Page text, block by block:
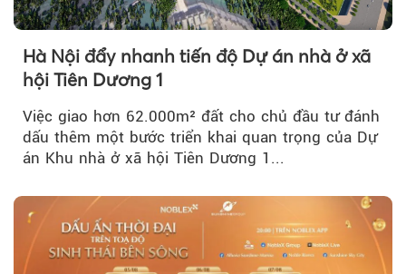
Hà Nội đẩy nhanh tiến độ Dự án nhà ở xã
hội Tiên Dương 1
Việc giao hơn 62.000m² đất cho chủ đầu tư đánh
dấu thêm một bước triển khai quan trọng của Dự
án Khu nhà ở xã hội Tiên Dương 1...